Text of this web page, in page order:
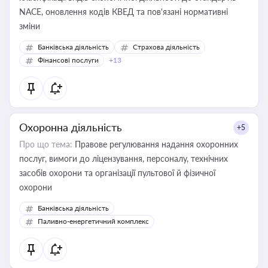
NACE, оновлення кодів КВЕД та пов'язані нормативні
зміни
Банківська діяльність
Страхова діяльність
Фінансові послуги
+13
Охоронна діяльність +5
Про що тема: Правове регулювання надання охоронних
послуг, вимоги до ліцензування, персоналу, технічних
засобів охорони та організації пультової й фізичної
охорони
Банківська діяльність
Паливно-енергетичний комплекс